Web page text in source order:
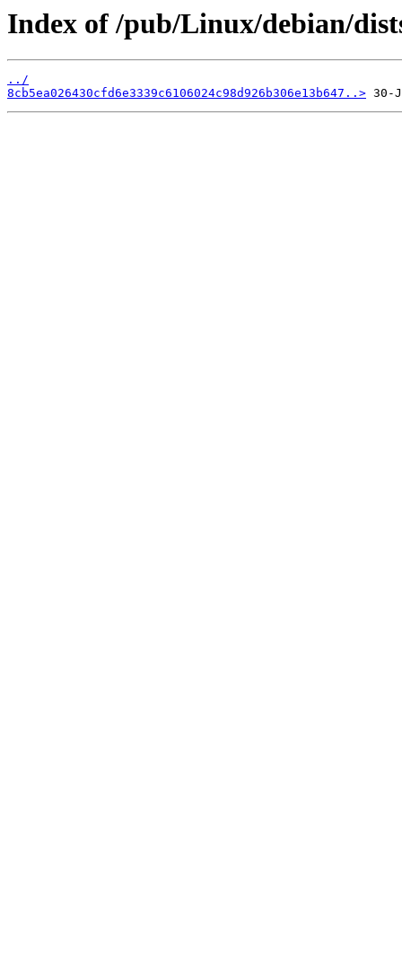
Index of /pub/Linux/debian/
../
8cb5ea026430cfd6e3339c6106024c98d926b306e13b647..>